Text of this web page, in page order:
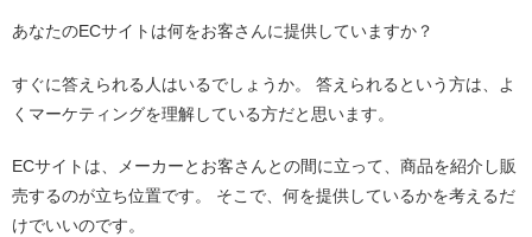
あなたのECサイトは何をお客さんに提供していますか？
すぐに答えられる人はいるでしょうか。 答えられるという方は、よ
くマーケティングを理解している方だと思います。
ECサイトは、メーカーとお客さんとの間に立って、商品を紹介し販
売するのが立ち位置です。 そこで、何を提供しているかを考えるだ
けでいいのです。